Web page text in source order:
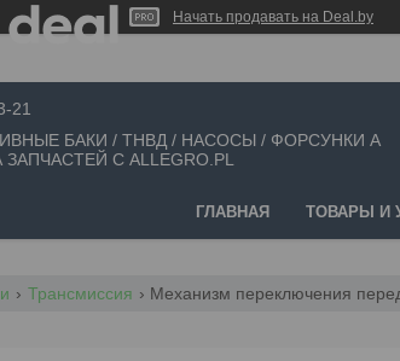
Начать продавать на Deal.by
21
БАКИ / ТНВД / НАСОСЫ / ФОРСУНКИ А
С ALLEGRO.PL
ГЛАВНАЯ ТОВАРЫ И
Трансмиссия Механизм переключения